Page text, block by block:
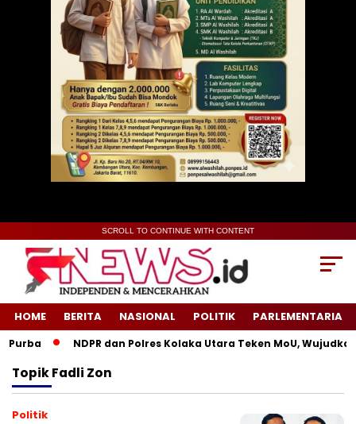
SCROLL TO CONTINUE WITH CONTENT
HOME BERITA NASIONAL POLITIK PARLEMENTARIA
NDPR dan Polres Kolaka Utara Teken MoU,
TopikFadli Zon
Politik